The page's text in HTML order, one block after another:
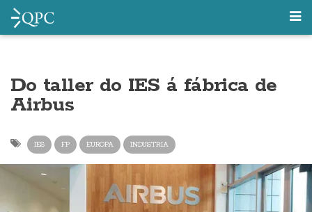
Do taller do IES á fábrica de
Airbus
IES FP EUROPA INDUSTRIA